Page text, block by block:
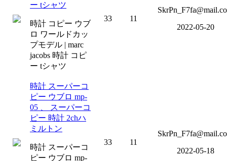
ー tシャツ
時計 コピー ウブ
ロ ワールドカッ
プモデル | marc
jacobs 時計 コピ
ー tシャツ
33 11
2022-05-20
時計 スーパーコ
ピー ウブロ mp-
05 、 スーパーコ
ピー 時計 2chハ
ミルトン
時計 スーパーコ
ピー ウブロ mp-
33 11
2022-05-18